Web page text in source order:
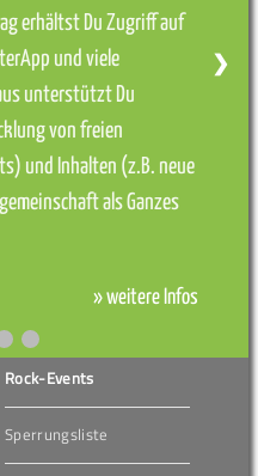
erhältst Du Zugriff auf
und viele
unterstützt Du
von freien
und Inhalten (z.B. neue
als Ganzes
» weitere Infos
❯
Rock-Events
Sperrungsliste